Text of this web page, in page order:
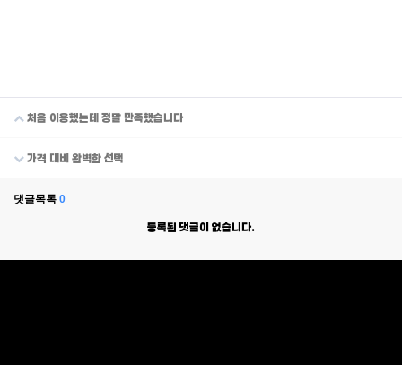
처음 이용했는데 정말 만족했습니다
가격 대비 완벽한 선택
댓글목록 0
등록된 댓글이 없습니다.